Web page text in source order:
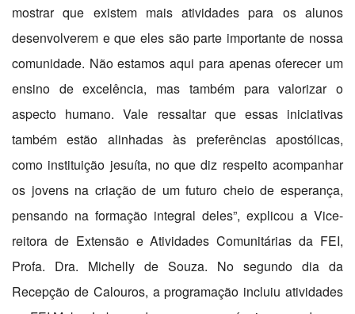
mostrar que existem mais atividades para os alunos
desenvolverem e que eles são parte importante de nossa
comunidade. Não estamos aqui para apenas oferecer um
ensino de excelência, mas também para valorizar o
aspecto humano. Vale ressaltar que essas iniciativas
também estão alinhadas às preferências apostólicas,
como instituição jesuíta, no que diz respeito acompanhar
os jovens na criação de um futuro cheio de esperança,
pensando na formação integral deles”, explicou a Vice-
reitora de Extensão e Atividades Comunitárias da FEI,
Profa. Dra. Michelly de Souza. No segundo dia da
Recepção de Calouros, a programação incluiu atividades